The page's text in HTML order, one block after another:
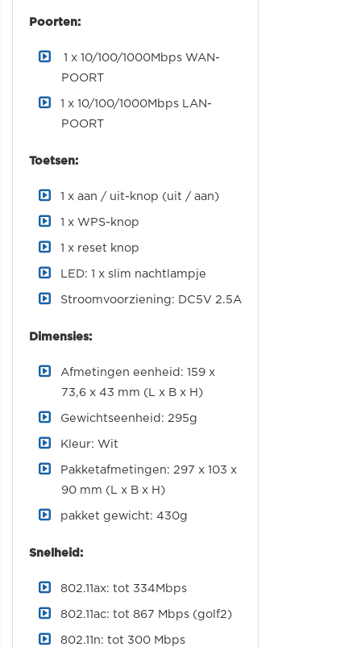
Poorten:
1 x 10/100/1000Mbps WAN-
POORT
1 x 10/100/1000Mbps LAN-
POORT
Toetsen:
1 x aan / uit-knop (uit / aan)
1 x WPS-knop
1 x reset knop
LED: 1 x slim nachtlampje
Stroomvoorziening: DC5V 2.5A
Dimensies:
Afmetingen eenheid: 159 x
73,6 x 43 mm (L x B x H)
Gewichtseenheid: 295g
Kleur: Wit
Pakketafmetingen: 297 x 103 x
90 mm (L x B x H)
pakket gewicht: 430g
Snelheid:
802.11ax: tot 334Mbps
802.11ac: tot 867 Mbps (golf2)
802.11n: tot 300 Mbps